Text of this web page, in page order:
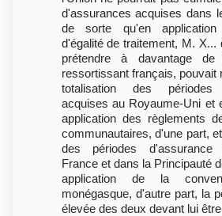
d'assurances acquises dans
de sorte qu'en
d'égalité de traitement, M. X...
prétendre à davantage
ressortissant français, pouvait
totalisation des périodes
acquises au Royaume-Uni et
application des règlements
communautaires, d'une part,
des périodes
France et dans la Principauté
application de la
monégasque, d'autre part, la
élevée des deux devant lui